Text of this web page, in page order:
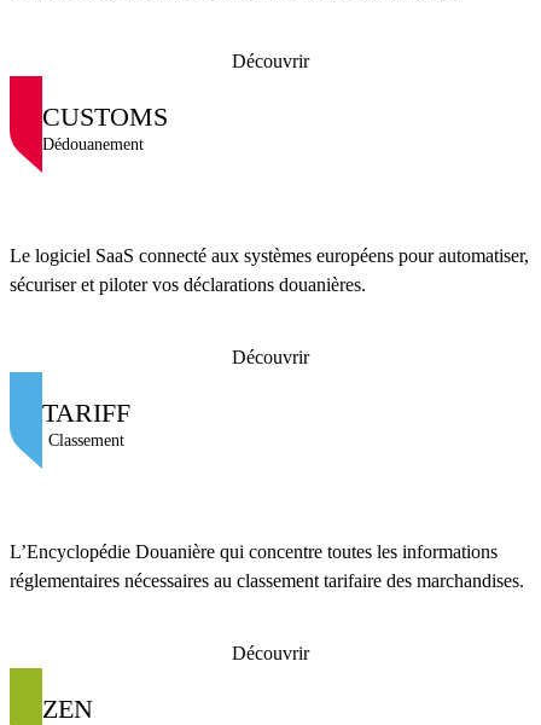
Découvrir
CUSTOMS
Dédouanement
Le logiciel SaaS connecté aux systèmes européens pour automatiser,
sécuriser et piloter vos déclarations douanières.
Découvrir
TARIFF
Classement
L’Encyclopédie Douanière qui concentre toutes les informations
réglementaires nécessaires au classement tarifaire des marchandises.
Découvrir
ZEN